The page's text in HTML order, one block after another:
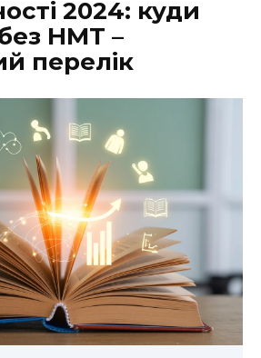
2024: куди
НМТ –
перелік